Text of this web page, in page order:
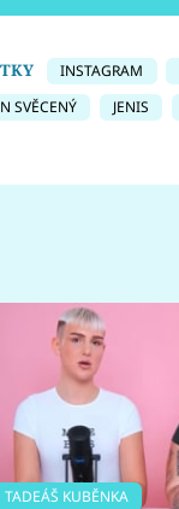
INSTAGRAM
SVĚCENÝ
JENIS
TADEÁŠ KUBĚNKA